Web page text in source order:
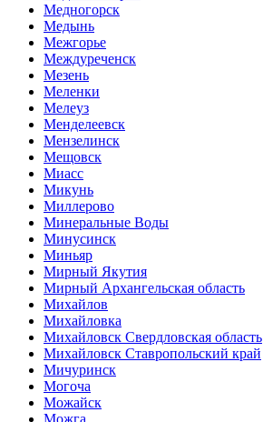
Медногорск
Медынь
Межгорье
Междуреченск
Мезень
Меленки
Мелеуз
Менделеевск
Мензелинск
Мещовск
Миасс
Микунь
Миллерово
Минеральные Воды
Минусинск
Миньяр
Мирный Якутия
Мирный Архангельская область
Михайлов
Михайловка
Михайловск Свердловская область
Михайловск Ставропольский край
Мичуринск
Могоча
Можайск
Можга